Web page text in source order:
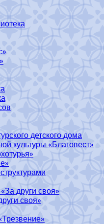
детского дома
культуры «Благовест»
други своя»
своя»